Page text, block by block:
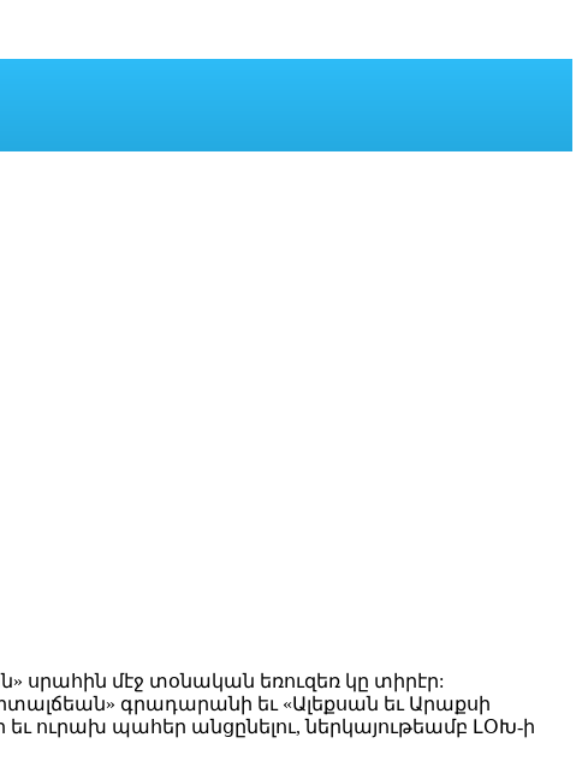
սրահին մէջ տօնական եռուզեռ կը տիրէր:
գրադարանի եւ «Ալեքսան եւ Արաքսի
ուրախ պահեր անցընելու, ներկայութեամբ ԼՕԽ-ի